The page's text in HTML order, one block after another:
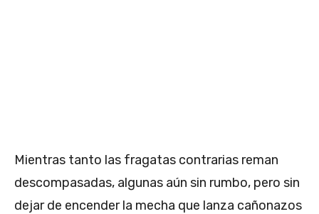
Mientras tanto las fragatas contrarias reman
descompasadas, algunas aún sin rumbo, pero sin
dejar de encender la mecha que lanza cañonazos